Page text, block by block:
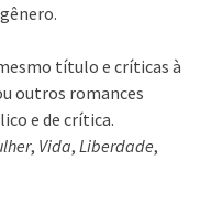
título e críticas à
outros romances
e de crítica.
, Vida, Liberdade,